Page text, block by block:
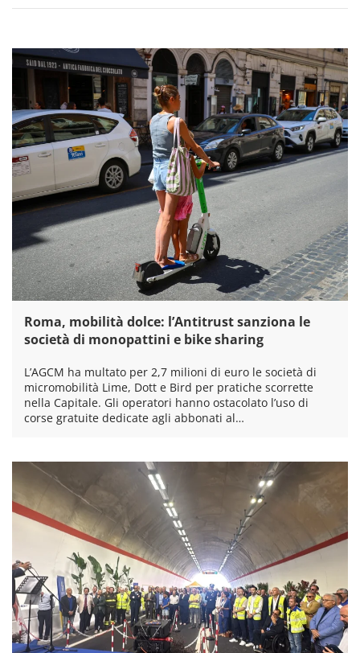
Roma, mobilità dolce: l’Antitrust sanziona le
società di monopattini e bike sharing
L’AGCM ha multato per 2,7 milioni di euro le società di
micromobilità Lime, Dott e Bird per pratiche scorrette
nella Capitale. Gli operatori hanno ostacolato l’uso di
corse gratuite dedicate agli abbonati al…